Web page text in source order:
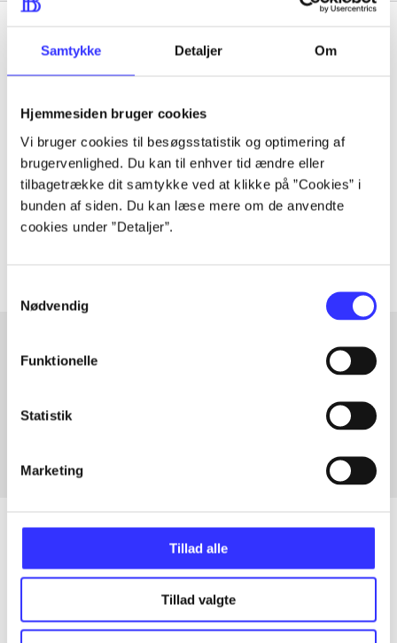
Samtykke Detaljer Om
Hjemmesiden bruger cookies
Vi bruger cookies til besøgsstatistik og optimering af
brugervenlighed. Du kan til enhver tid ændre eller
tilbagetrække dit samtykke ved at klikke på ”Cookies” i
bunden af siden. Du kan læse mere om de anvendte
cookies under ”Detaljer”.
Nødvendig
Funktionelle
Statistik
Marketing
Tillad alle
Tillad valgte
Tidsskrift
lorem ipsum dolor sit amet ...
Tidsskrift
Artiklerne i handler ofte om
Fra
Artikler
Alle registrerede artikler fordelt på udgivelser